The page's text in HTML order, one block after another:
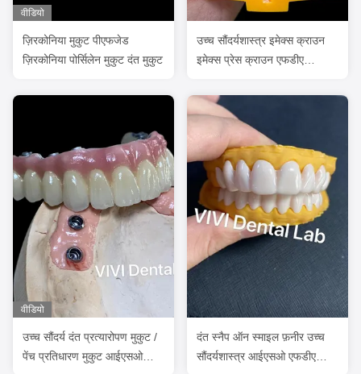
वीडियो
ज़िरकोनिया मुकुट पीएफजेड
ज़िरकोनिया पोर्सिलेन मुकुट दंत मुकुट
उच्च सौंदर्यशास्त्र इमेक्स क्राउन
इमेक्स प्रेस क्राउन एफडीए
वीडियो
उच्च सौंदर्य दंत प्रत्यारोपण मुकुट /
पेंच प्रतिधारण मुकुट आईएसओ
दंत स्नैप ऑन स्माइल फ़नीर उच्च
सौंदर्यशास्त्र आईएसओ एफडीए